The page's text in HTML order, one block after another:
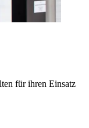
für ihren Einsatz